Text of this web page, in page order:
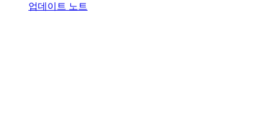
업데이트 노트